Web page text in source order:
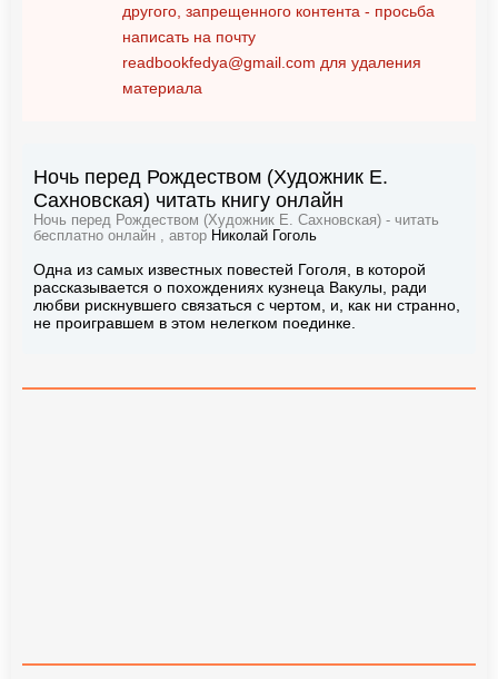
другого, запрещенного контента - просьба
написать на почту
readbookfedya@gmail.com для удаления
материала
Ночь перед Рождеством (Художник Е.
Сахновская) читать книгу онлайн
Ночь перед Рождеством (Художник Е. Сахновская) - читать
бесплатно онлайн , автор Николай Гоголь
Одна из самых известных повестей Гоголя, в которой
рассказывается о похождениях кузнеца Вакулы, ради
любви рискнувшего связаться с чертом, и, как ни странно,
не проигравшем в этом нелегком поединке.